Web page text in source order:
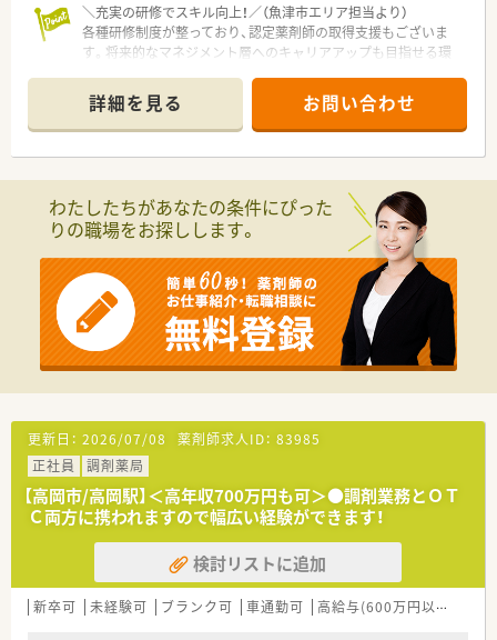
＼充実の研修でスキル向上！／（魚津市エリア担当より）
各種研修制度が整っており、認定薬剤師の取得支援もございま
す。将来的なマネジメント層へのキャリアアップも目指せる環
＊------------------------------------------＊
【店舗情報と応需状況について】
■魚津駅から車で4分ほどの場所に位置し、面対応で処方箋を応
需する調剤併設ドラッグストアです。
■現在の店舗の人員体制につきましては、常勤薬剤師が1名、パ
ート従業員が2名から3名で運営しております。
【法人特徴について】
■東証プライム上場グループの安定した経営基盤を持ち、東海地
方を中心に全国的に幅広く店舗展開を行っている企業です。
■調剤とOTC業務の割合が9対1と調剤業務に専念しやすく、薬
剤師の専門性を活かせる環境づくりに注力しています。
■岐阜県からワークライフバランス推進エクセレント企業とし
て認定されるなど、働きやすい職場環境の整備に積極的です。
【勤務実態について】
■調剤とOTC業務の割合が9対1となっており、薬剤師としての
専門的な業務に集中でき、雑務的業務は一切ございません。
■薬剤師1人につき1台の電子薬歴用iPadが用意されているた
め、記録入力のための待ち時間が発生いたしません。
■全社的にワークライフバランスを重視する社風があり、全員が
しっかりと休むことも大切な仕事の一部と考えています。
【こんな方が活躍中】
■ご自身の家庭やプライベートの時間を大切にしながら、仕事と
詳細を見る お問い合わせ
わたしたちがあなたの条件にぴった
りの職場をお探しします。
更新日： 2026/07/08 薬剤師求人ID： 83985
正社員
調剤薬局
【高岡市/高岡駅】＜高年収700万円も可＞●調剤業務とＯＴ
Ｃ両方に携われますので幅広い経験ができます！
検討リストに追加
新卒可 未経験可 ブランク可 車通勤可 高給与(600万円以上)